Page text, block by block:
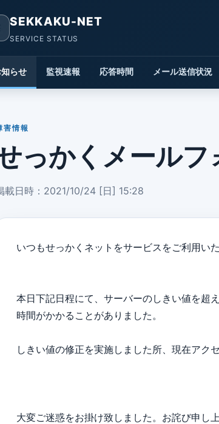
SEKKAKU-NET
SERVICE STATUS
知らせ 監視速報 応答時間 メール送信状況
害情報
っかくメール
載日時：2021/10/24 [日] 15:28
いつもせっかくネットをサービスをご利用い
本日下記日程にて、サーバーのしきい値を超
時間がかかることがありました。
しきい値の修正を実施しました所、現在アク
大変ご迷惑をお掛け致しました。お詫び申し上